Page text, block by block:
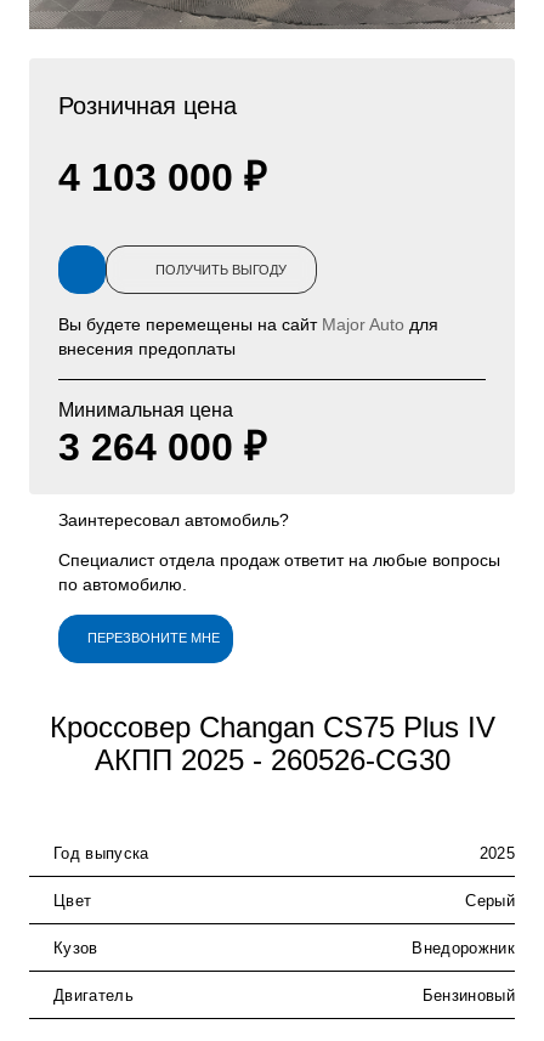
Розничная цена
4 103 000 ₽
ПОЛУЧИТЬ ВЫГОДУ
Вы будете перемещены на сайт Major Auto для
внесения предоплаты
Минимальная цена
3 264 000 ₽
Заинтересовал автомобиль?
Специалист отдела продаж ответит на любые вопросы
по автомобилю.
ПЕРЕЗВОНИТЕ МНЕ
Кроссовер Changan CS75 Plus IV
АКПП 2025 - 260526-CG30
Год выпуска 2025
Цвет Серый
Кузов Внедорожник
Двигатель Бензиновый